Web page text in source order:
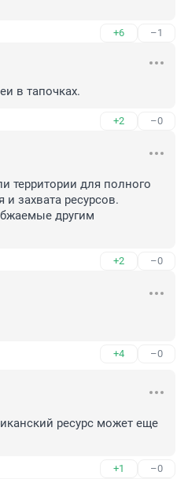
+6 –1
в тапочках.
+2 –0
территории для полного
и захвата ресурсов.
другим
+2 –0
+4 –0
ресурс может еще
+1 –0